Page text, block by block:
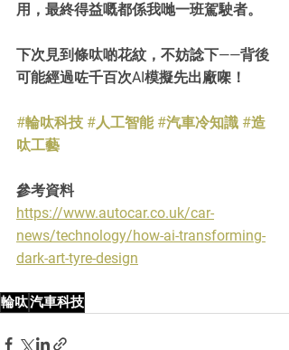
用，最終得益嘅都係我哋一班駕駛者。
下次見到條呔啲花紋，不妨諗下——背後
可能經過咗千百次AI模擬先出廠㗎！
#輪呔科技 #人工智能 #汽車冷知識 #造
呔工藝
參考資料
https://www.autocar.co.uk/car-
news/technology/how-ai-transforming-
dark-art-tyre-design
輪呔汽車科技